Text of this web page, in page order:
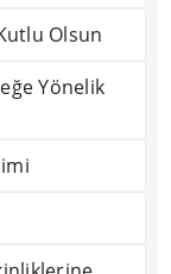
Olsun
Yönelik